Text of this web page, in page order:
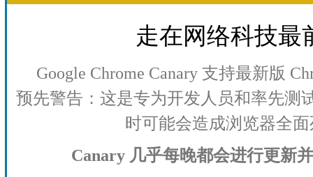
走在网络科技最
Google Chrome Canary 支持最新版
预先警告：这是专为开发人员和率先测
时可能会造成浏览器全
Canary 几乎每晚都会进行更新